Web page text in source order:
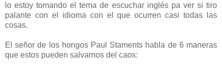
lo estoy tomando el tema de escuchar inglés pa ver si tiro
palante con el idioma con el que ocurren casi todas las
cosas.
El señor de los hongos Paul Staments habla de 6 maneras
que estos pueden salvarnos del caos: